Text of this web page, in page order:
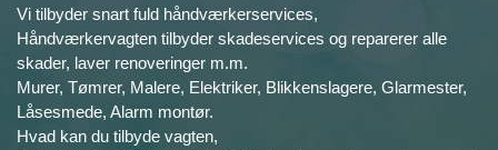
Vi tilbyder snart fuld håndværkerservices,
Håndværkervagten tilbyder skadeservices og reparerer alle
skader, laver renoveringer m.m.
Murer, Tømrer, Malere, Elektriker, Blikkenslagere, Glarmester,
Låsesmede, Alarm montør.
Hvad kan du tilbyde vagten,